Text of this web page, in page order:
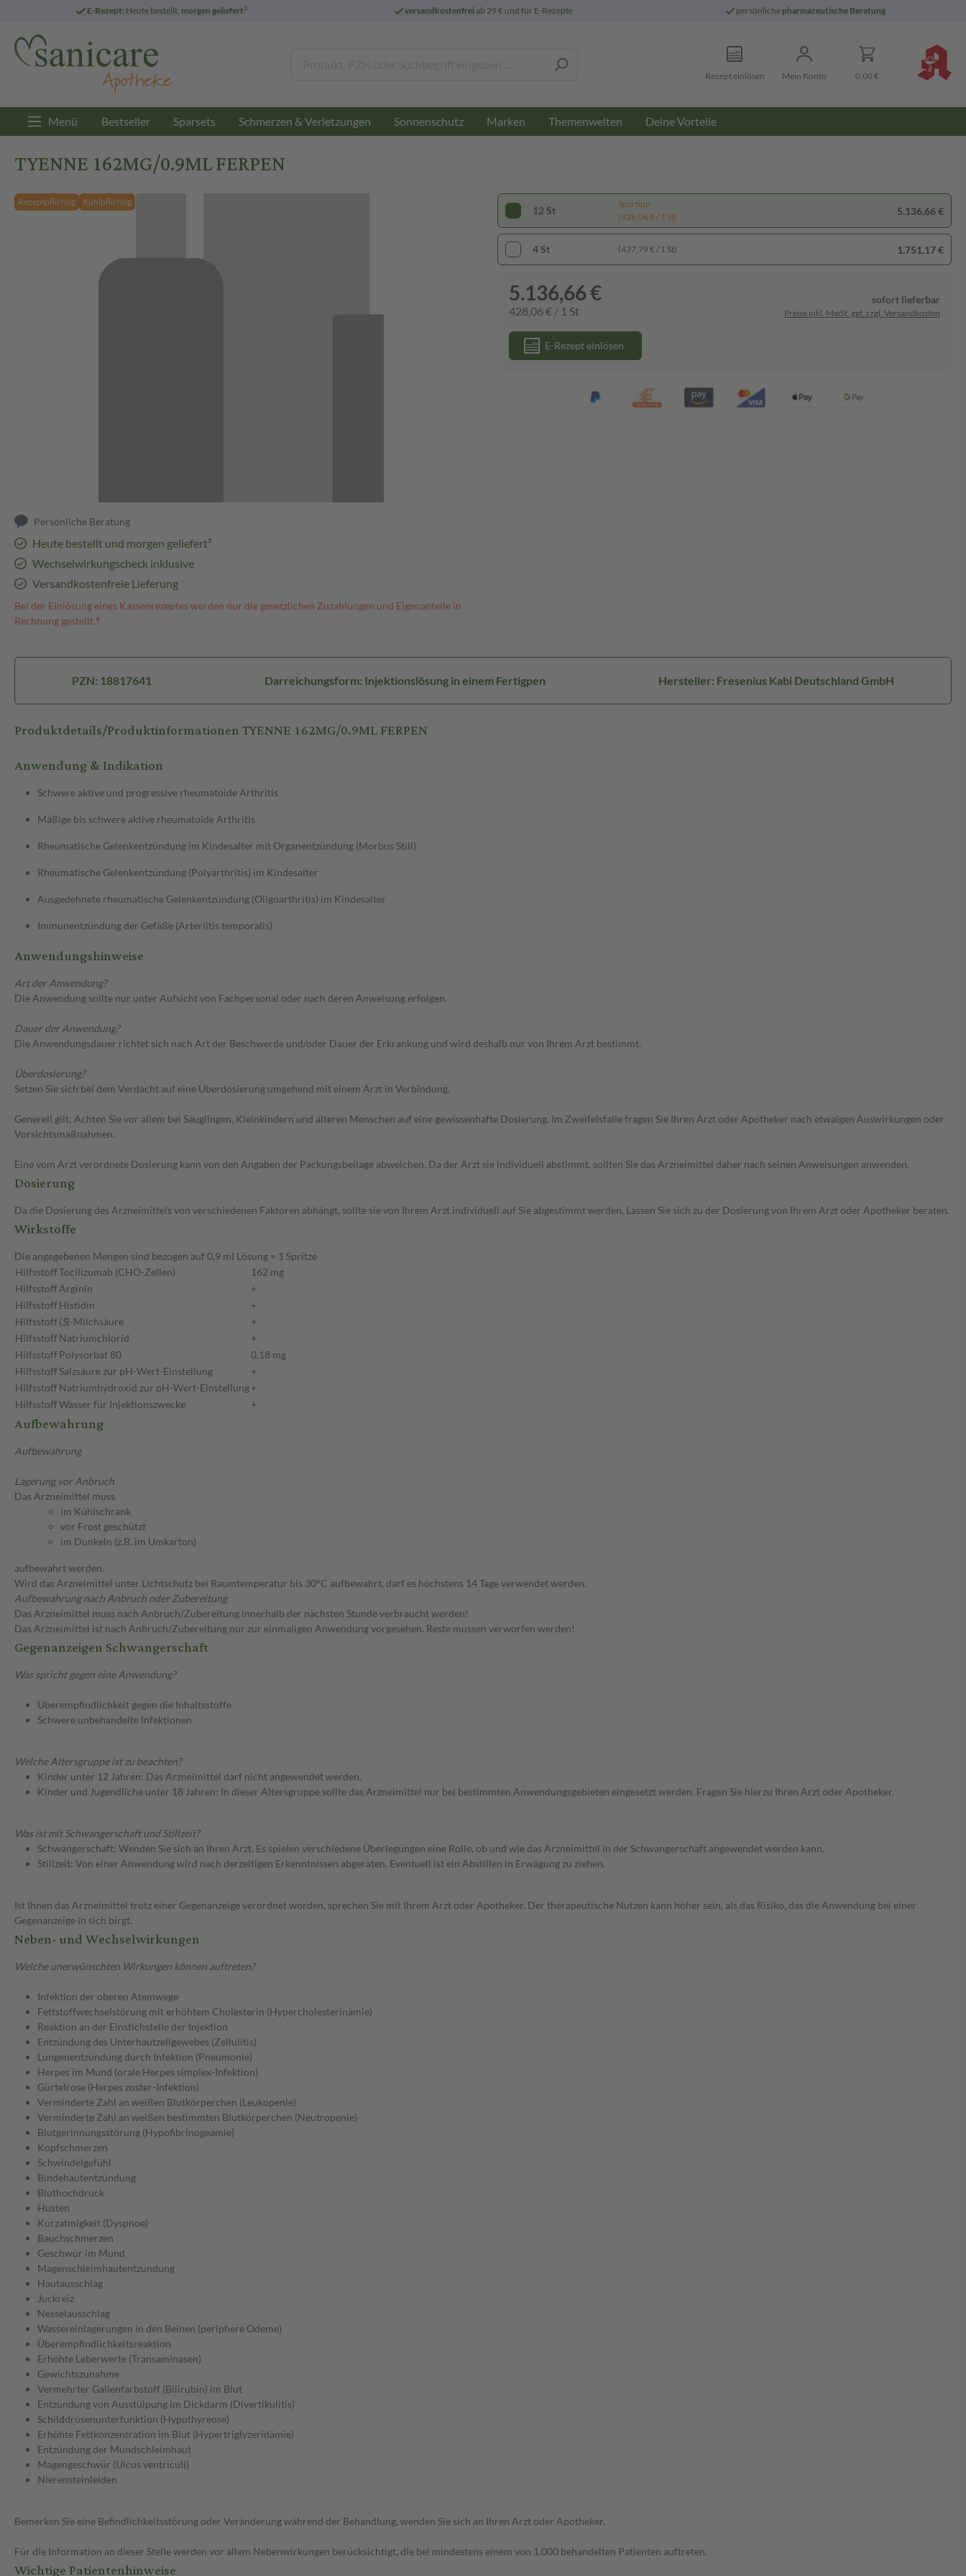
E-Rezept: Heute bestellt, morgen geliefert3 versandkostenfreiab 29 € und für E-Rezepte persönliche pharmazeutische Beratung
Rezept einlösen Mein Konto 0,00 €
Menü Bestseller Sparsets Schmerzen & Verletzungen Sonnenschutz Marken Themenwelten Deine Vorteile
TYENNE 162MG/0.9ML FERPEN
Rezeptpflichtig Kühlpflichtig
Persönliche Beratung
Heute bestellt und morgen geliefert³
Wechselwirkungscheck inklusive
Versandkostenfreie Lieferung
Bei der Einlösung eines Kassenrezeptes werden nur die gesetzlichen Zuzahlungen und Eigenanteile in
Rechnung gestellt.⁴
12 St
Spartipp
(428,06 € / 1 St)
5.136,66 €
4 St (437,79 € / 1 St) 1.751,17 €
5.136,66 €
428,06 € / 1 St
sofort lieferbar
Preise inkl. MwSt. ggf. zzgl. Versandkosten
E-Rezept einlösen
PZN: 18817641 Darreichungsform: Injektionslösung in einem Fertigpen Hersteller: Fresenius Kabi Deutschland GmbH
Produktdetails/Produktinformationen TYENNE 162MG/0.9ML FERPEN
Anwendung & Indikation
Schwere aktive und progressive rheumatoide Arthritis
Mäßige bis schwere aktive rheumatoide Arthritis
Rheumatische Gelenkentzündung im Kindesalter mit Organentzündung (Morbus Still)
Rheumatische Gelenkentzündung (Polyarthritis) im Kindesalter
Ausgedehnete rheumatische Gelenkentzündung (Oligoarthritis) im Kindesalter
Immunentzündung der Gefäße (Arteriitis temporalis)
Anwendungshinweise
Art der Anwendung?
Die Anwendung sollte nur unter Aufsicht von Fachpersonal oder nach deren Anweisung erfolgen.
Dauer der Anwendung?
Die Anwendungsdauer richtet sich nach Art der Beschwerde und/oder Dauer der Erkrankung und wird deshalb nur von Ihrem Arzt bestimmt.
Überdosierung?
Setzen Sie sich bei dem Verdacht auf eine Überdosierung umgehend mit einem Arzt in Verbindung.
Generell gilt: Achten Sie vor allem bei Säuglingen, Kleinkindern und älteren Menschen auf eine gewissenhafte Dosierung. Im Zweifelsfalle fragen Sie Ihren Arzt oder Apotheker nach etwaigen Auswirkungen oder
Vorsichtsmaßnahmen.
Eine vom Arzt verordnete Dosierung kann von den Angaben der Packungsbeilage abweichen. Da der Arzt sie individuell abstimmt, sollten Sie das Arzneimittel daher nach seinen Anweisungen anwenden.
Dosierung
Da die Dosierung des Arzneimittels von verschiedenen Faktoren abhängt, sollte sie von Ihrem Arzt individuell auf Sie abgestimmt werden. Lassen Sie sich zu der Dosierung von Ihrem Arzt oder Apotheker beraten.
Wirkstoffe
Die angegebenen Mengen sind bezogen auf 0,9 ml Lösung = 1 Spritze
HilfsstoffTocilizumab (CHO-Zellen)
162 mg
HilfsstoffArginin
+
HilfsstoffHistidin
+
Hilfsstoff(S)-Milchsäure
+
HilfsstoffNatriumchlorid
+
HilfsstoffPolysorbat 80
0,18 mg
HilfsstoffSalzsäure zur pH-Wert-Einstellung
+
HilfsstoffNatriumhydroxid zur pH-Wert-Einstellung+
HilfsstoffWasser für Injektionszwecke +
Aufbewahrung
Aufbewahrung
Lagerung vor Anbruch
Das Arzneimittel muss
im Kühlschrank
vor Frost geschützt
im Dunkeln (z.B. im Umkarton)
aufbewahrt werden.
Wird das Arzneimittel unter Lichtschutz bei Raumtemperatur bis 30°C aufbewahrt, darf es höchstens 14 Tage verwendet werden.
Aufbewahrung nach Anbruch oder Zubereitung
Das Arzneimittel muss nach Anbruch/Zubereitung innerhalb der nächsten Stunde verbraucht werden!
Das Arzneimittel ist nach Anbruch/Zubereitung nur zur einmaligen Anwendung vorgesehen. Reste müssen verworfen werden!
Gegenanzeigen Schwangerschaft
Was spricht gegen eine Anwendung?
Überempfindlichkeit gegen die Inhaltsstoffe
Schwere unbehandelte Infektionen
Welche Altersgruppe ist zu beachten?
Kinder unter 12 Jahren: Das Arzneimittel darf nicht angewendet werden.
Kinder und Jugendliche unter 18 Jahren: In dieser Altersgruppe sollte das Arzneimittel nur bei bestimmten Anwendungsgebieten eingesetzt werden. Fragen Sie hierzu Ihren Arzt oder Apotheker.
Was ist mit Schwangerschaft und Stillzeit?
Schwangerschaft: Wenden Sie sich an Ihren Arzt. Es spielen verschiedene Überlegungen eine Rolle, ob und wie das Arzneimittel in der Schwangerschaft angewendet werden kann.
Stillzeit: Von einer Anwendung wird nach derzeitigen Erkenntnissen abgeraten. Eventuell ist ein Abstillen in Erwägung zu ziehen.
Ist Ihnen das Arzneimittel trotz einer Gegenanzeige verordnet worden, sprechen Sie mit Ihrem Arzt oder Apotheker. Der therapeutische Nutzen kann höher sein, als das Risiko, das die Anwendung bei einer
Gegenanzeige in sich birgt.
Neben- und Wechselwirkungen
Welche unerwünschten Wirkungen können auftreten?
Infektion der oberen Atemwege
Fettstoffwechselstörung mit erhöhtem Cholesterin (Hypercholesterinämie)
Reaktion an der Einstichstelle der Injektion
Entzündung des Unterhautzellgewebes (Zellulitis)
Lungenentzündung durch Infektion (Pneumonie)
Herpes im Mund (orale Herpes simplex-Infektion)
Gürtelrose (Herpes zoster-Infektion)
Verminderte Zahl an weißen Blutkörperchen (Leukopenie)
Verminderte Zahl an weißen bestimmten Blutkörperchen (Neutropenie)
Blutgerinnungsstörung (Hypofibrinogeämie)
Kopfschmerzen
Schwindelgefühl
Bindehautentzündung
Bluthochdruck
Husten
Kurzatmigkeit (Dyspnoe)
Bauchschmerzen
Geschwür im Mund
Magenschleimhautentzündung
Hautausschlag
Juckreiz
Nesselausschlag
Wassereinlagerungen in den Beinen (periphere Ödeme)
Überempfindlichkeitsreaktion
Erhöhte Leberwerte (Transaminasen)
Gewichtszunahme
Vermehrter Gallenfarbstoff (Bilirubin) im Blut
Entzündung von Ausstülpung im Dickdarm (Divertikulitis)
Schilddrüsenunterfunktion (Hypothyreose)
Erhöhte Fettkonzentration im Blut (Hypertriglyzeridämie)
Entzündung der Mundschleimhaut
Magengeschwür (Ulcus ventriculi)
Nierensteinleiden
Bemerken Sie eine Befindlichkeitsstörung oder Veränderung während der Behandlung, wenden Sie sich an Ihren Arzt oder Apotheker.
Für die Information an dieser Stelle werden vor allem Nebenwirkungen berücksichtigt, die bei mindestens einem von 1.000 behandelten Patienten auftreten.
Wichtige Patientenhinweise